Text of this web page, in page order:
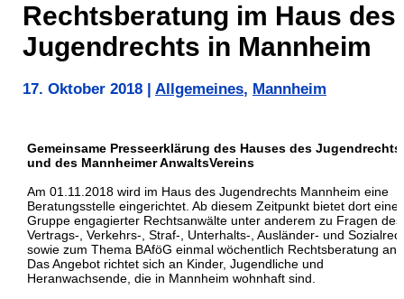
Rechtsberatung im Haus des
Jugendrechts in Mannheim
17. Oktober 2018 Allgemeines, Mannheim
Gemeinsame Presseerklärung des Hauses des Jugendrechts
und des Mannheimer AnwaltsVereins
Am 01.11.2018 wird im Haus des Jugendrechts Mannheim eine
Beratungsstelle eingerichtet. Ab diesem Zeitpunkt bietet dort eine
Gruppe engagierter Rechtsanwälte unter anderem zu Fragen des
Vertrags-, Verkehrs-, Straf-, Unterhalts-, Ausländer- und
sowie zum Thema BAföG einmal wöchentlich Rechtsberatung an.
Das Angebot richtet sich an Kinder, Jugendliche und
Heranwachsende, die in Mannheim wohnhaft sind.